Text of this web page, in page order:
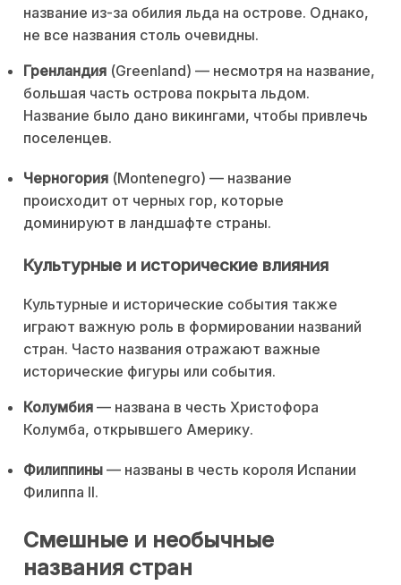
название из-за обилия льда на острове. Однако,
не все названия столь очевидны.
Гренландия (Greenland) — несмотря на название,
большая часть острова покрыта льдом.
Название было дано викингами, чтобы привлечь
поселенцев.
Черногория (Montenegro) — название
происходит от черных гор, которые
доминируют в ландшафте страны.
Культурные и исторические влияния
Культурные и исторические события также
играют важную роль в формировании названий
стран. Часто названия отражают важные
исторические фигуры или события.
Колумбия — названа в честь Христофора
Колумба, открывшего Америку.
Филиппины — названы в честь короля Испании
Филиппа II.
Смешные и необычные
названия стран